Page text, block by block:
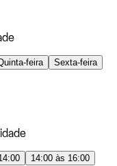
feira
Sexta-feira
14:00 às 16:00